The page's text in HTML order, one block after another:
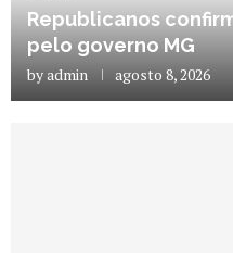
Republicanos
pelo governo MG
byadmin agosto 8, 2026